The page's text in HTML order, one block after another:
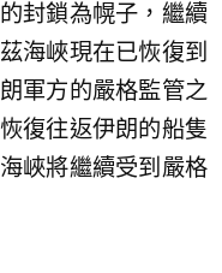
封鎖為幌子，繼續
海峽現在已恢復到
軍方的嚴格監管之
復往返伊朗的船隻
峽將繼續受到嚴格